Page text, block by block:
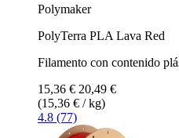
Polymaker
PolyTerra PLA Lava Red
Filamento con contenido
15,36 € 20,49 €
(15,36 € / kg)
4.8 (77)